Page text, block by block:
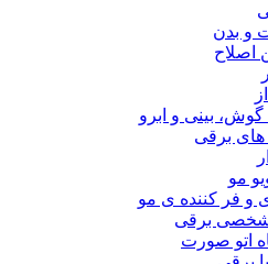
و بدن
اصلاح
بینی و ابرو
های برقی
مو
و فر کننده ی مو
شخصی برقی
اتو صورت